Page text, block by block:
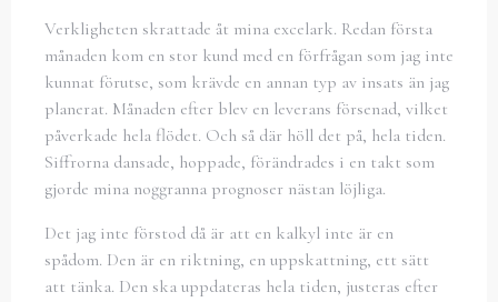
Verkligheten skrattade åt mina excelark. Redan första
månaden kom en stor kund med en förfrågan som jag inte
kunnat förutse, som krävde en annan typ av insats än jag
planerat. Månaden efter blev en leverans försenad, vilket
påverkade hela flödet. Och så där höll det på, hela tiden.
Siffrorna dansade, hoppade, förändrades i en takt som
gjorde mina noggranna prognoser nästan löjliga.
Det jag inte förstod då är att en kalkyl inte är en
spådom. Den är en riktning, en uppskattning, ett sätt
att tänka. Den ska uppdateras hela tiden, justeras efter